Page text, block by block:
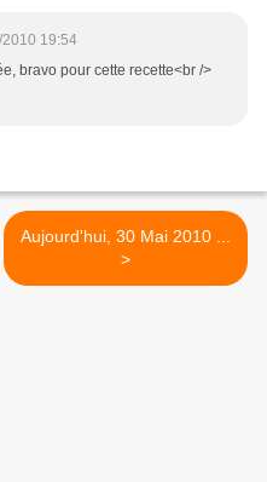
19:54
bravo pour cette recette<br />
Aujourd'hui, 30 Mai 2010 ...
>